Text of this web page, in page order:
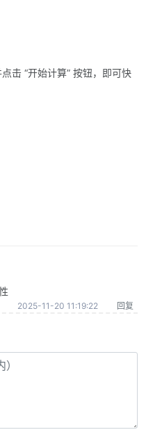
击 “开始计算” 按钮，即可快
2025-11-20 11:19:22 回复